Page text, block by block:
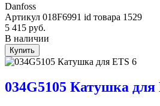
Danfoss
Артикул 018F6991 id товара 1529
5 415 руб.
В наличии
Купить
034G5105 Катушка для